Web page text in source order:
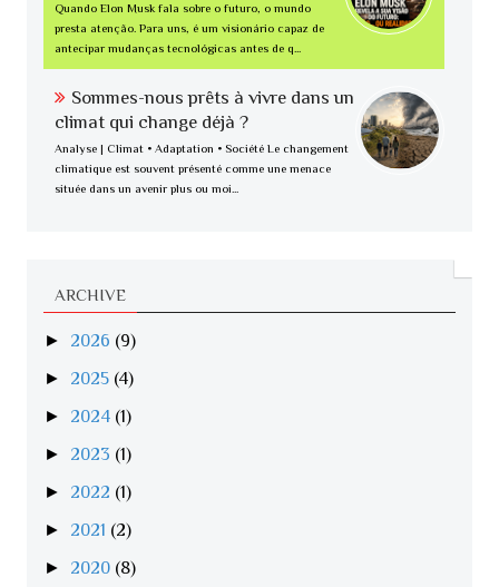
Quando Elon Musk fala sobre o futuro, o mundo
presta atenção. Para uns, é um visionário capaz de
antecipar mudanças tecnológicas antes de q...
Sommes-nous prêts à vivre dans un
climat qui change déjà ?
Analyse | Climat • Adaptation • Société Le changement
climatique est souvent présenté comme une menace
située dans un avenir plus ou moi...
ARCHIVE
► 2026 (9)
► 2025 (4)
► 2024 (1)
► 2023 (1)
► 2022 (1)
► 2021 (2)
► 2020 (8)